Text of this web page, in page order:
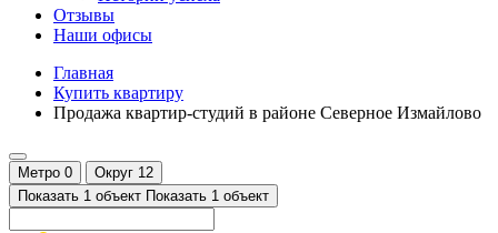
Отзывы
Наши офисы
Главная
Купить квартиру
Продажа квартир-студий в районе Северное Измайлово
Метро 0 Округ 12
Показать 1 объект Показать 1 объект